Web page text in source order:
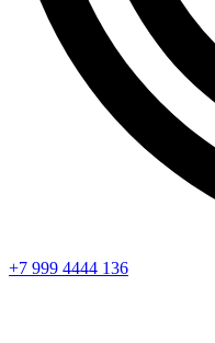
+7 999 4444 136